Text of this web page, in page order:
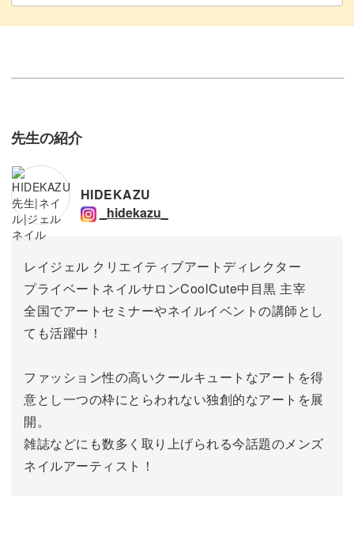
先生の紹介
HIDEKAZU
_hidekazu_
レイジェル クリエイティブアートディレクター
プライベートネイルサロンCoolCute中目黒 主宰
全国でアートセミナーやネイルイベントの講師とし
ても活躍中！
ファッション性の高いクールキュートなアートを得
意とし一つの枠にとらわれない独創的なアートを展
開。
雑誌などにも数多く取り上げられる今話題のメンズ
ネイルアーティスト！